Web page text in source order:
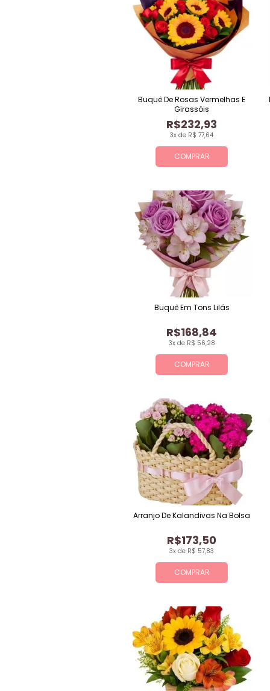
COMPRAR
3x de R$ 77,64
R$232,93
Buquê De Rosas Vermelhas E
Girassóis
COMPRAR
3x de R$ 56,28
R$168,84
Buquê Em Tons Lilás
COMPRAR
3x de R$ 57,83
R$173,50
Arranjo De Kalandivas Na Bolsa